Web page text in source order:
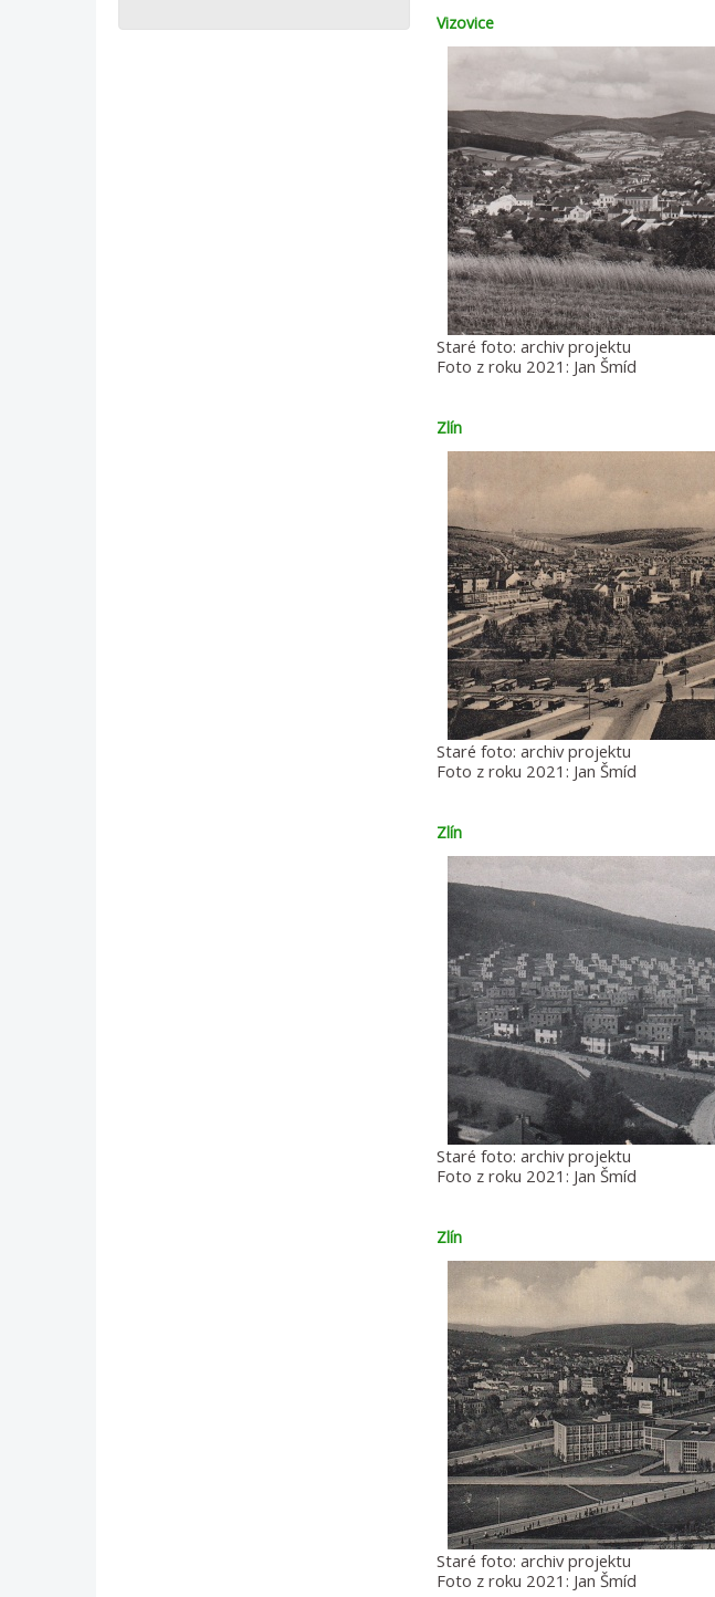
Vizovice
Staré foto: archiv projektu
Foto z roku 2021: Jan Šmíd
Zlín
Staré foto: archiv projektu
Foto z roku 2021: Jan Šmíd
Zlín
Staré foto: archiv projektu
Foto z roku 2021: Jan Šmíd
Zlín
Staré foto: archiv projektu
Foto z roku 2021: Jan Šmíd